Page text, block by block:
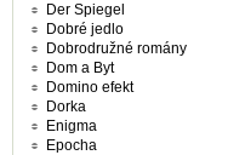
Der Spiegel
Dobré jedlo
Dobrodružné romány
Dom a Byt
Domino efekt
Dorka
Enigma
Epocha